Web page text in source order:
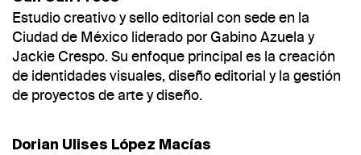
Estudio creativo y sello editorial con sede en la
Ciudad de México liderado por Gabino Azuela y
Jackie Crespo. Su enfoque principal es la creación
de identidades visuales, diseño editorial y la gestión
de proyectos de arte y diseño.
Dorian Ulises López Macías